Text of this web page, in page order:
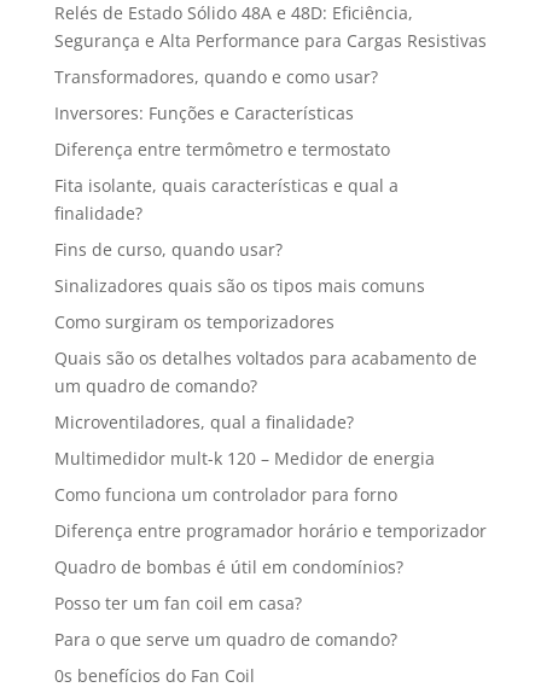
Relés de Estado Sólido 48A e 48D: Eficiência,
Segurança e Alta Performance para Cargas Resistivas
Transformadores, quando e como usar?
Inversores: Funções e Características
Diferença entre termômetro e termostato
Fita isolante, quais características e qual a
finalidade?
Fins de curso, quando usar?
Sinalizadores quais são os tipos mais comuns
Como surgiram os temporizadores
Quais são os detalhes voltados para acabamento de
um quadro de comando?
Microventiladores, qual a finalidade?
Multimedidor mult-k 120 – Medidor de energia
Como funciona um controlador para forno
Diferença entre programador horário e temporizador
Quadro de bombas é útil em condomínios?
Posso ter um fan coil em casa?
Para o que serve um quadro de comando?
0s benefícios do Fan Coil